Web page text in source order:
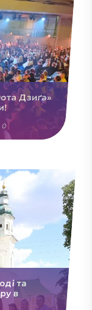
Дзиґа»
0
та
в